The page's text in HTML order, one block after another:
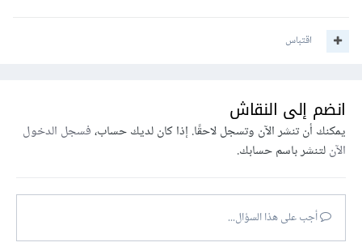
اقتباس
انضم إلى النقاش
يمكنك أن تنشر الآن وتسجل لاحقًا. إذا كان لديك حساب،فسجل الدخول
الآنلتنشر باسم حسابك.
أجب على هذا السؤال...